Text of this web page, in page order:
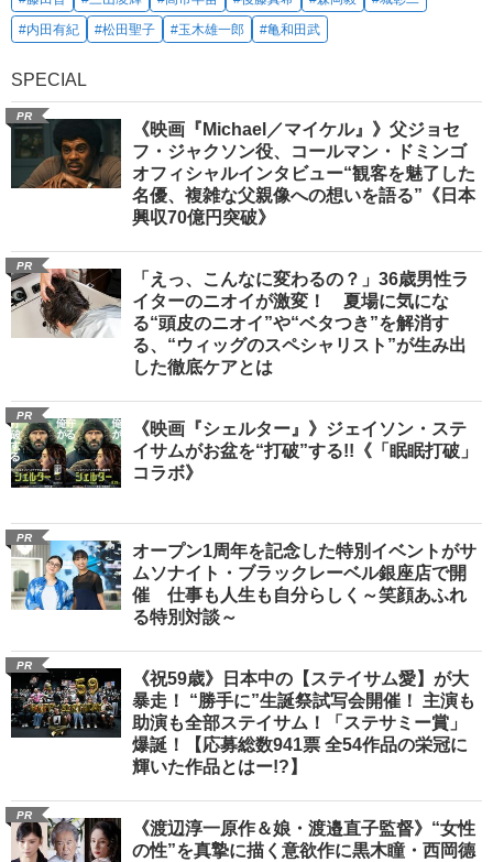
#内田有紀
#松田聖子 #玉木雄一郎 #亀和田武
SPECIAL
PR
《映画『Michael／マイケル』》父ジョセ
フ・ジャクソン役、コールマン・ドミンゴ
オフィシャルインタビュー“観客を魅了した
名優、複雑な父親像への想いを語る”《日本
興収70億円突破》
PR
「えっ、こんなに変わるの？」36歳男性ラ
イターのニオイが激変！ 夏場に気にな
る“頭皮のニオイ”や“ベタつき”を解消す
る、“ウィッグのスペシャリスト”が生み出
した徹底ケアとは
PR
《映画『シェルター』》ジェイソン・ステ
イサムがお盆を“打破”する!!《「眠眠打破」
コラボ》
PR
オープン1周年を記念した特別イベントがサ
ムソナイト・ブラックレーベル銀座店で開
催 仕事も人生も自分らしく～笑顔あふれ
る特別対談～
PR
《祝59歳》日本中の【ステイサム愛】が大
暴走！ “勝手に”生誕祭試写会開催！ 主演も
助演も全部ステイサム！「ステサミー賞」
爆誕！【応募総数941票 全54作品の栄冠に
輝いた作品とはー!?】
PR
《渡辺淳一原作＆娘・渡邉直子監督》“女性
の性”を真摯に描く意欲作に黒木瞳・西岡德